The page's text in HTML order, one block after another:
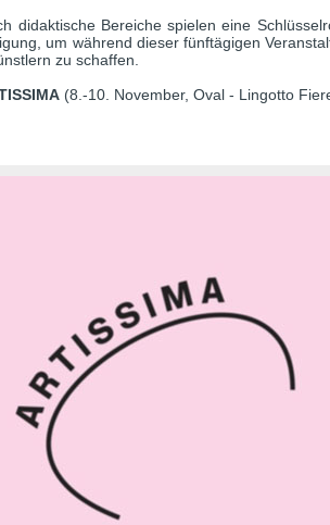
didaktische Bereiche spielen eine
um während dieser fünftägigen
zu schaffen.
(8.-10. November, Oval - Lingotto